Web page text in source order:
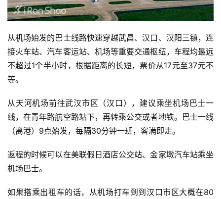
从机场始发的巴士线路快速穿越武昌、汉口、汉阳三镇，连
接火车站、汽车客运站、机场等重要交通枢纽，车程均最远
不超过1个半小时，根据距离的长短，票价从17元至37元不
等。
从天河机场前往武汉市区（汉口），建议乘坐机场巴士一
线，在青年路航空路站下，再转乘公交或者地铁。巴士一线
（离港）9点始发，每隔30分钟一班，客满即走。
返程的时候可以在美联假日酒店公交站、金家墩汽车站乘坐
机场巴士。
如果搭乘出租车的话，从机场打车到到汉口市区大概在80